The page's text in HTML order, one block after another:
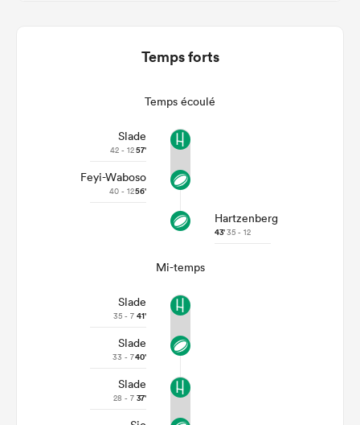
Temps forts
Temps écoulé
Slade
42 - 1257'
Feyi-Waboso
40 - 1256'
Hartzenberg
43'35 - 12
Mi-temps
Slade
35 - 7 41'
Slade
33 - 740'
Slade
28 - 7 37'